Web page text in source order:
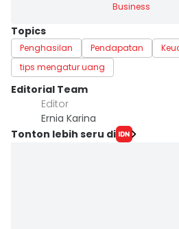
Business
Topics
Penghasilan Pendapatan
tips mengatur uang
Editorial Team
Editor
Ernia Karina
Tonton lebih seru di